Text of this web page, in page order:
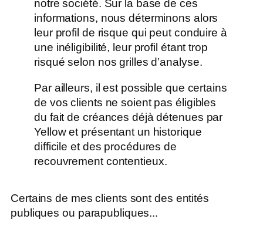
notre société. Sur la base de ces
informations, nous déterminons alors
leur profil de risque qui peut conduire à
une inéligibilité, leur profil étant trop
risqué selon nos grilles d’analyse.
Par ailleurs, il est possible que certains
de vos clients ne soient pas éligibles
du fait de créances déjà détenues par
Yellow et présentant un historique
difficile et des procédures de
recouvrement contentieux.
Certains de mes clients sont des entités
publiques ou parapubliques...